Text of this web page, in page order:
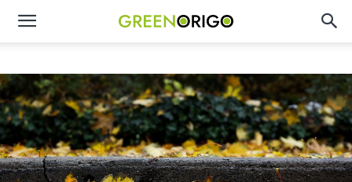
Green
Origo
portál